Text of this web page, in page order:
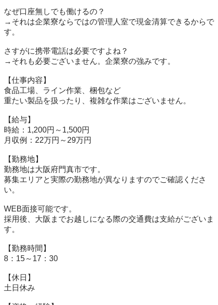
なぜ口座無しでも働けるの？
→それは企業寮ならではの管理人室で現金清算できるからで
す。
さすがに携帯電話は必要ですよね？
→それも必要ございません。企業寮の強みです。
【仕事内容】
食品工場、ライン作業、梱包など
重たい製品を扱ったり、複雑な作業はございません。
【給与】
時給：1,200円～1,500円
月収例：22万円～29万円
【勤務地】
勤務地は大阪府門真市です。
募集エリアと実際の勤務地が異なりますのでご確認くださ
い。
WEB面接可能です。
採用後、大阪までお越しになる際の交通費は支給がございま
す。
【勤務時間】
8：15～17：30
【休日】
土日休み